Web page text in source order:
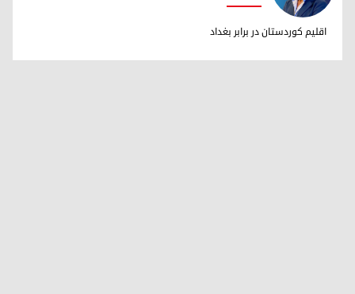
دکتر ابراهیم خالد
اقلیم کوردستان در برابر بغداد